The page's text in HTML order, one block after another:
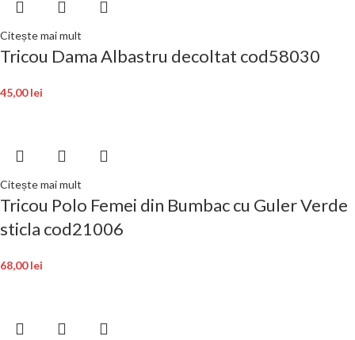
Citește mai mult
Tricou Dama Albastru decoltat cod58030
45,00lei
Citește mai mult
Tricou Polo Femei din Bumbac cu Guler Verde
sticla cod21006
68,00lei